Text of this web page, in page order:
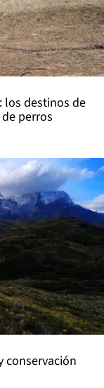
los destinos de
perros
conservación